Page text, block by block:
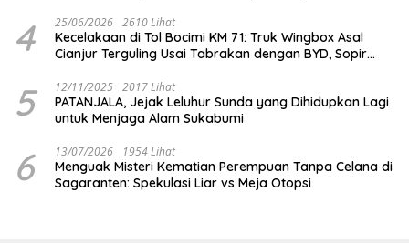
4 25/06/2026 2610 Lihat
Kecelakaan di Tol Bocimi KM 71: Truk Wingbox Asal
Cianjur Terguling Usai Tabrakan dengan BYD, Sopir
5 12/11/2025 2017 Lihat
PATANJALA, Jejak Leluhur Sunda yang Dihidupkan Lagi
untuk Menjaga Alam Sukabumi
6 13/07/2026 1954 Lihat
Menguak Misteri Kematian Perempuan Tanpa Celana di
Sagaranten: Spekulasi Liar vs Meja Otopsi